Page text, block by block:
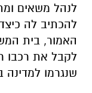
לנהל משאים
להכתיב לה
האמור, בית
לקבל את רכבו
שנגרמו למדינה